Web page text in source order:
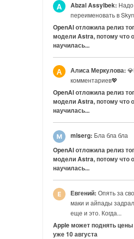
A Abzal Assylbek:
переименовать в
OpenAI отложила релиз
модели Astra, потому что
научилась...
А Алиса Меркулова:
комментариев💖
OpenAI отложила релиз
модели Astra, потому что
научилась...
mlserg: Бла бла бла
OpenAI отложила релиз
модели Astra, потому что
научилась...
Евгений: Опять за
маки и айпады
еще и это. Когда...
Apple может поднять цены
уже 10 августа